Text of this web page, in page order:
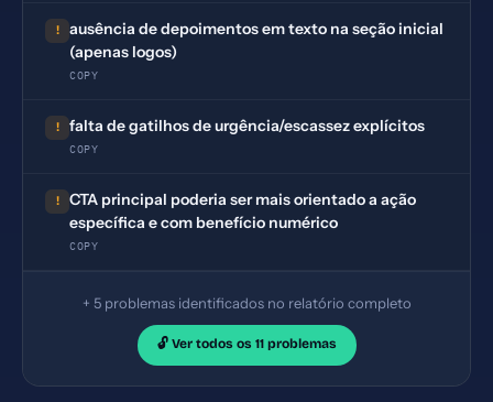
!
ausência de depoimentos em texto na seção inicial
(apenas logos)
COPY
! falta de gatilhos de urgência/escassez explícitos
COPY
!
CTA principal poderia ser mais orientado a ação
específica e com benefício numérico
COPY
+ 5 problemas identificados no relatório completo
🔓 Ver todos os 11 problemas